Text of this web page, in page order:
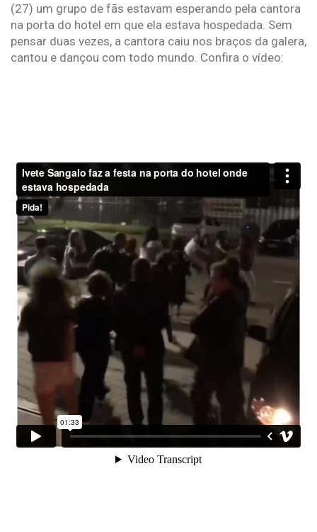
(27) um grupo de fãs estavam esperando pela cantora
na porta do hotel em que ela estava hospedada. Sem
pensar duas vezes, a cantora caiu nos braços da galera,
cantou e dançou com todo mundo. Confira o vídeo: